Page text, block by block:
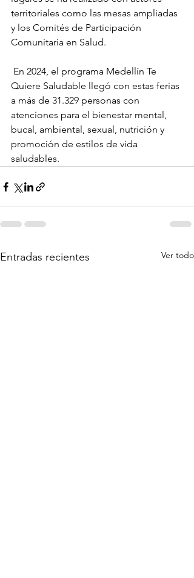
territoriales como las mesas ampliadas
y los Comités de Participación
Comunitaria en Salud.
Quiere Saludable llegó con estas ferias
a más de 31.329 personas con
atenciones para el bienestar mental,
bucal, ambiental, sexual, nutrición y
promoción de estilos de vida
saludables.
Entradas recientes Ver todo